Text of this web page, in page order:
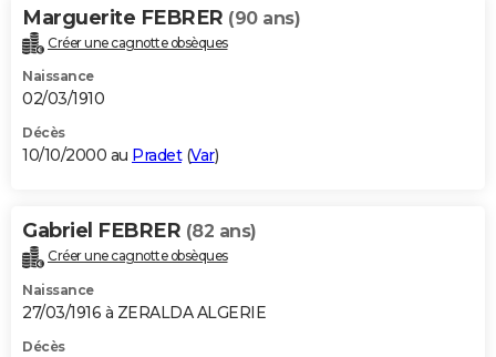
Marguerite FEBRER (90 ans)
Créer une cagnotte obsèques
Naissance
02/03/1910
Décès
10/10/2000 au Pradet(Var)
Gabriel FEBRER (82 ans)
Créer une cagnotte obsèques
Naissance
27/03/1916 à ZERALDA ALGERIE
Décès